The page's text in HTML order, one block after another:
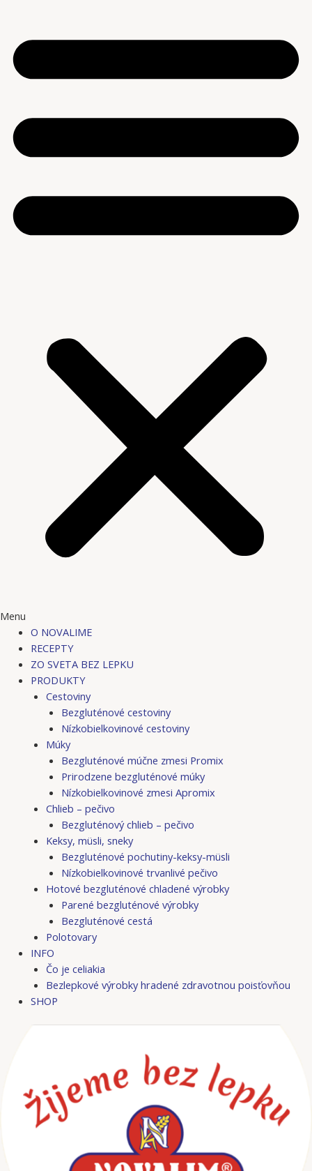
Menu
O NOVALIME
RECEPTY
ZO SVETA BEZ LEPKU
PRODUKTY
Cestoviny
Bezgluténové cestoviny
Nízkobielkovinové cestoviny
Múky
Bezgluténové múčne zmesi Promix
Prirodzene bezgluténové múky
Nízkobielkovinové zmesi Apromix
Chlieb – pečivo
Bezgluténový chlieb – pečivo
Keksy, müsli, sneky
Bezgluténové pochutiny-keksy-müsli
Nízkobielkovinové trvanlivé pečivo
Hotové bezgluténové chladené výrobky
Parené bezgluténové výrobky
Bezgluténové cestá
Polotovary
INFO
Čo je celiakia
Bezlepkové výrobky hradené zdravotnou poisťovňou
SHOP